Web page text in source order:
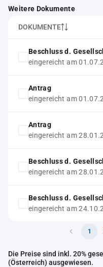
Weitere Dokumente
DOKUMENTE
Beschluss d.
eingereicht am
Antrag
eingereicht am
Antrag
eingereicht am
Beschluss d.
eingereicht am
Beschluss d.
eingereicht am
1
Die Preise sind inkl. 20%
(Österreich) ausgewiesen.